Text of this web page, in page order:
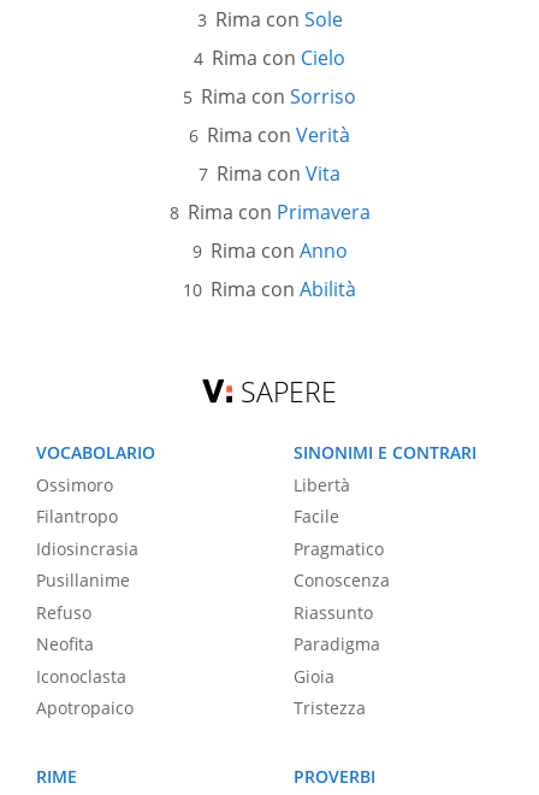
Rima con Sole
Rima con Cielo
Rima con Sorriso
Rima con Verità
Rima con Vita
Rima con Primavera
Rima con Anno
Rima con Abilità
SAPERE
VOCABOLARIO
Ossimoro
Filantropo
Idiosincrasia
Pusillanime
Refuso
Neofita
Iconoclasta
Apotropaico
SINONIMI E CONTRARI
Libertà
Facile
Pragmatico
Conoscenza
Riassunto
Paradigma
Gioia
Tristezza
RIME
PROVERBI